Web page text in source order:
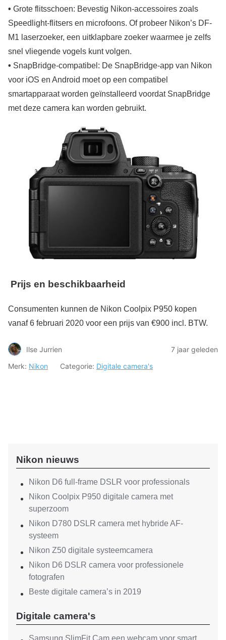
• Grote flitsschoen: Bevestig Nikon-accessoires zoals
Speedlight-flitsers en microfoons. Of probeer Nikon’s DF-
M1 laserzoeker, een uitklapbare zoeker waarmee je zelfs
snel vliegende vogels kunt volgen.
• SnapBridge-compatibel: De SnapBridge-app van Nikon
voor iOS en Android moet op een compatibel
smartapparaat worden geïnstalleerd voordat SnapBridge
met deze camera kan worden gebruikt.
Prijs en beschikbaarheid
Consumenten kunnen de Nikon Coolpix P950 kopen
vanaf 6 februari 2020 voor een prijs van €900 incl. BTW.
Ilse Jurrien
7 jaar geleden
Merk: Nikon Categorie: Digitale camera's
Nikon nieuws
Nikon D6 full-frame DSLR voor professionals
Nikon Coolpix P950 digitale camera met
superzoom
Nikon D780 DSLR camera met hybride AF-
systeem
Nikon Z50 digitale systeemcamera
Nikon D6 DSLR camera voor professionele
fotografen
Beste digitale camera’s in 2019
Digitale camera's
Samsung SlimFit Cam een webcam voor smart